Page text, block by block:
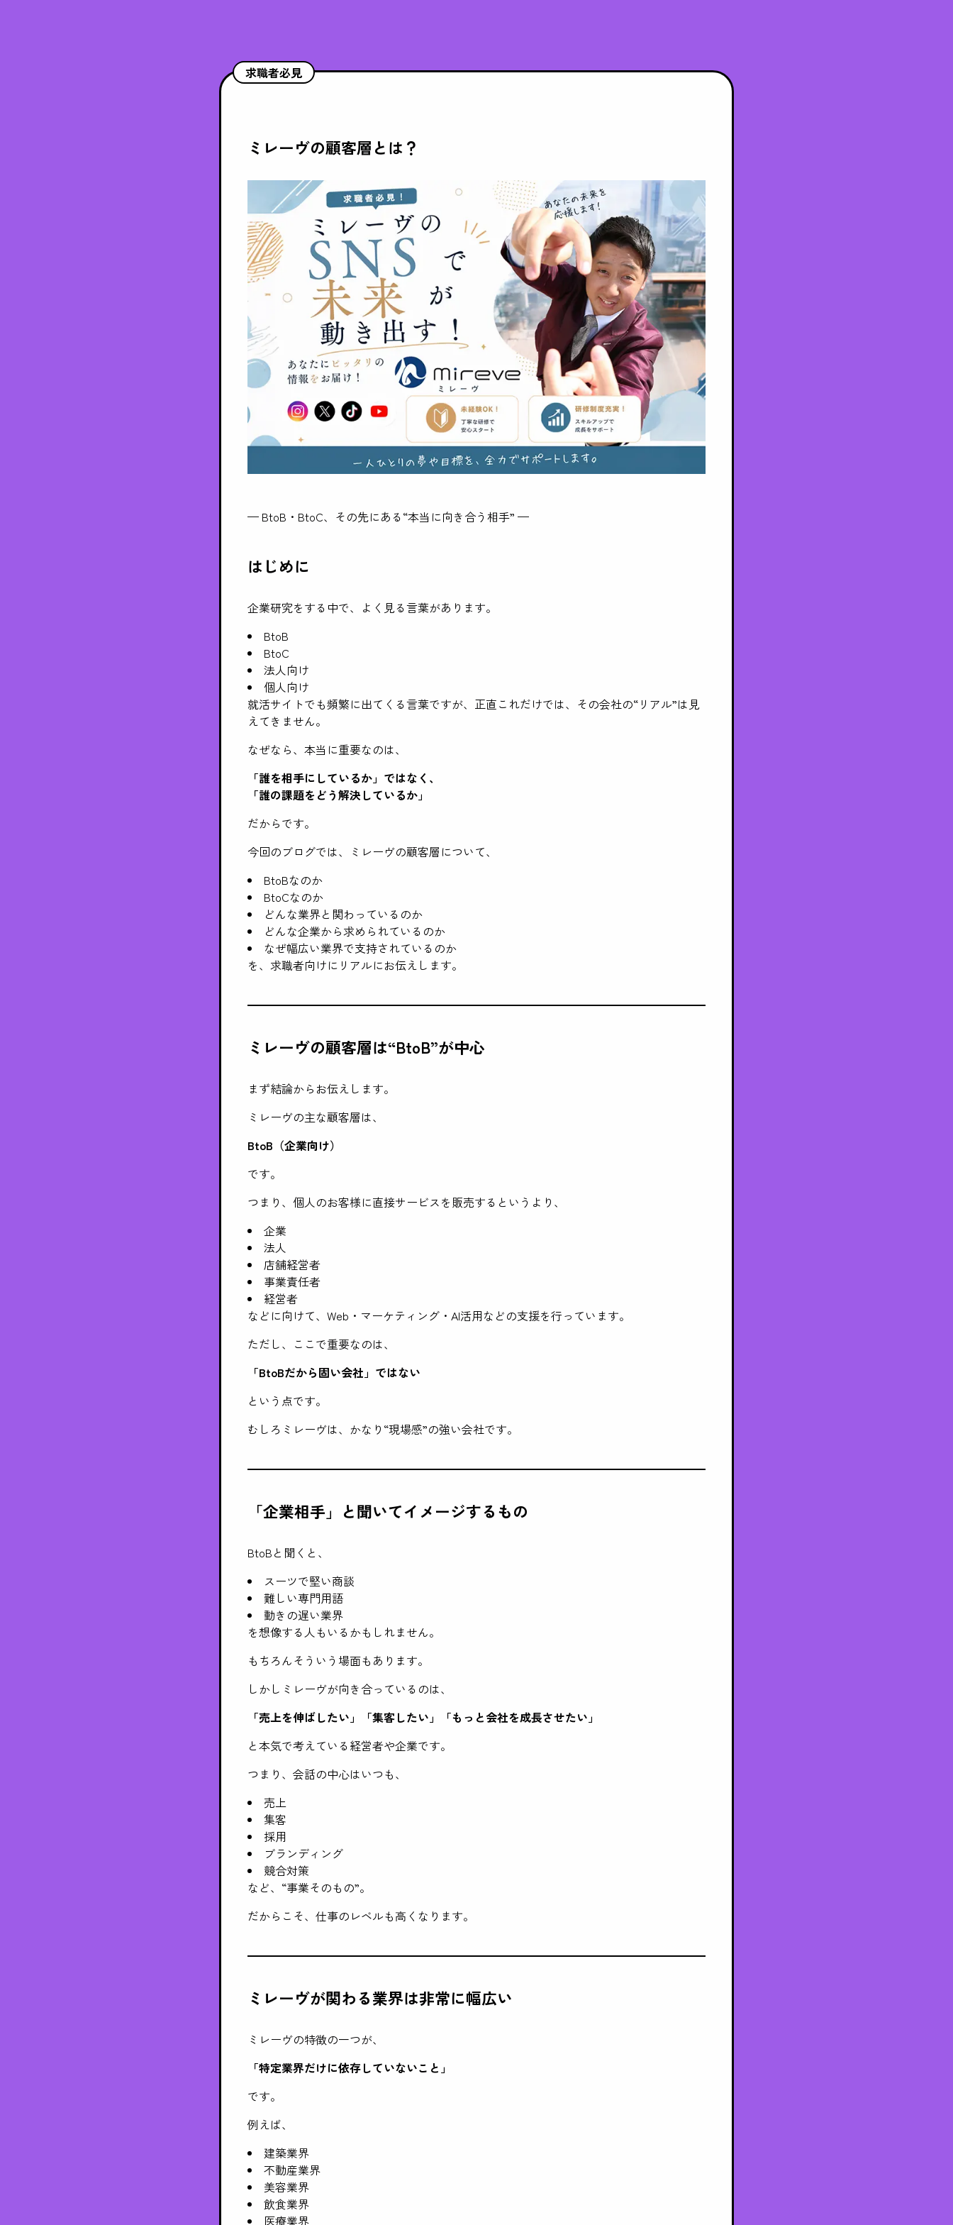
求職者必見
ミレーヴの顧客層とは？
— BtoB・BtoC、その先にある“本当に向き合う相手” —
はじめに
企業研究をする中で、よく見る言葉があります。
BtoB
BtoC
法人向け
個人向け
就活サイトでも頻繁に出てくる言葉ですが、正直これだけでは、その会社の“リアル”は見
えてきません。
なぜなら、本当に重要なのは、
「誰を相手にしているか」ではなく、
「誰の課題をどう解決しているか」
だからです。
今回のブログでは、ミレーヴの顧客層について、
BtoBなのか
BtoCなのか
どんな業界と関わっているのか
どんな企業から求められているのか
なぜ幅広い業界で支持されているのか
を、求職者向けにリアルにお伝えします。
ミレーヴの顧客層は“BtoB”が中心
まず結論からお伝えします。
ミレーヴの主な顧客層は、
BtoB（企業向け）
です。
つまり、個人のお客様に直接サービスを販売するというより、
企業
法人
店舗経営者
事業責任者
経営者
などに向けて、Web・マーケティング・AI活用などの支援を行っています。
ただし、ここで重要なのは、
「BtoBだから固い会社」ではない
という点です。
むしろミレーヴは、かなり“現場感”の強い会社です。
「企業相手」と聞いてイメージするもの
BtoBと聞くと、
スーツで堅い商談
難しい専門用語
動きの遅い業界
を想像する人もいるかもしれません。
もちろんそういう場面もあります。
しかしミレーヴが向き合っているのは、
「売上を伸ばしたい」「集客したい」「もっと会社を成長させたい」
と本気で考えている経営者や企業です。
つまり、会話の中心はいつも、
売上
集客
採用
ブランディング
競合対策
など、“事業そのもの”。
だからこそ、仕事のレベルも高くなります。
ミレーヴが関わる業界は非常に幅広い
ミレーヴの特徴の一つが、
「特定業界だけに依存していないこと」
です。
例えば、
建築業界
不動産業界
美容業界
飲食業界
医療業界